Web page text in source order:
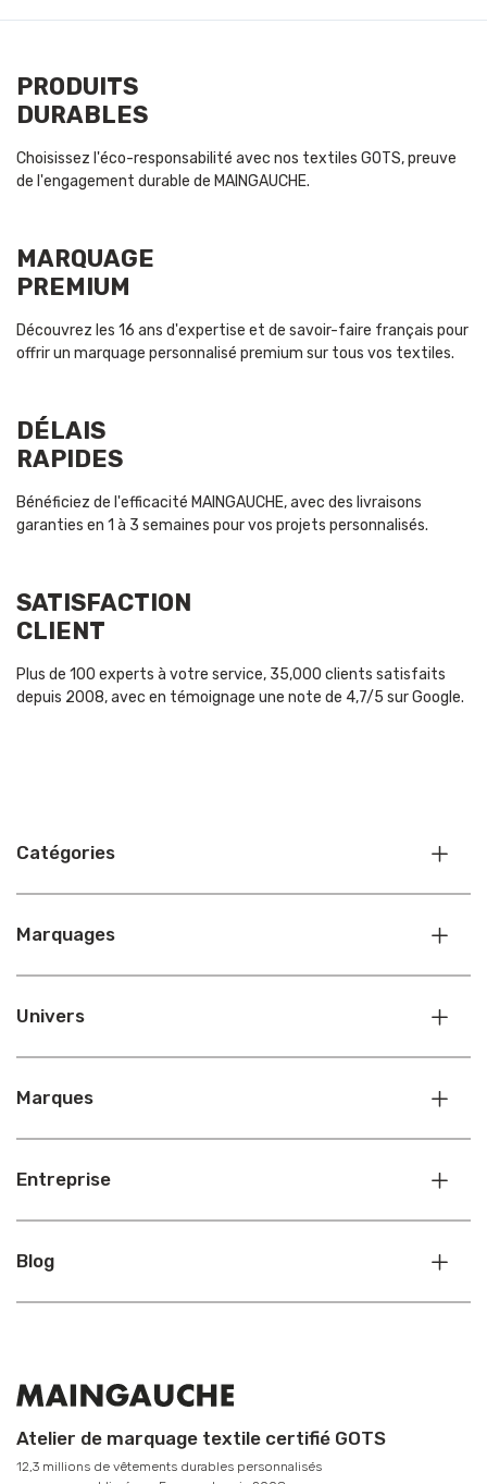
PRODUITS
DURABLES
Choisissez l'éco-responsabilité avec nos textiles GOTS, preuve
de l'engagement durable de MAINGAUCHE.
MARQUAGE
PREMIUM
Découvrez les 16 ans d'expertise et de savoir-faire français pour
offrir un marquage personnalisé premium sur tous vos textiles.
DÉLAIS
RAPIDES
Bénéficiez de l'efficacité MAINGAUCHE, avec des livraisons
garanties en 1 à 3 semaines pour vos projets personnalisés.
SATISFACTION
CLIENT
Plus de 100 experts à votre service, 35,000 clients satisfaits
depuis 2008, avec en témoignage une note de 4,7/5 sur Google.
Catégories
Marquages
Univers
Marques
Entreprise
Blog
Atelier de marquage textile certifié GOTS
12,3 millions de vêtements durables personnalisés